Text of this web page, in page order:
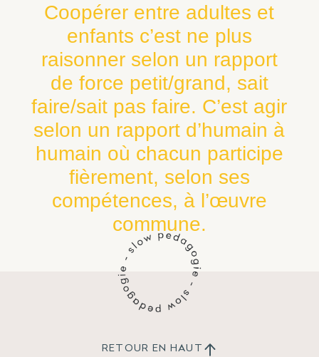
Coopérer entre adultes et
enfants c’est ne plus
raisonner selon un rapport
de force petit/grand, sait
faire/sait pas faire. C’est agir
selon un rapport d’humain à
humain où chacun participe
fièrement, selon ses
compétences, à l’œuvre
commune.
RETOUR EN HAUT